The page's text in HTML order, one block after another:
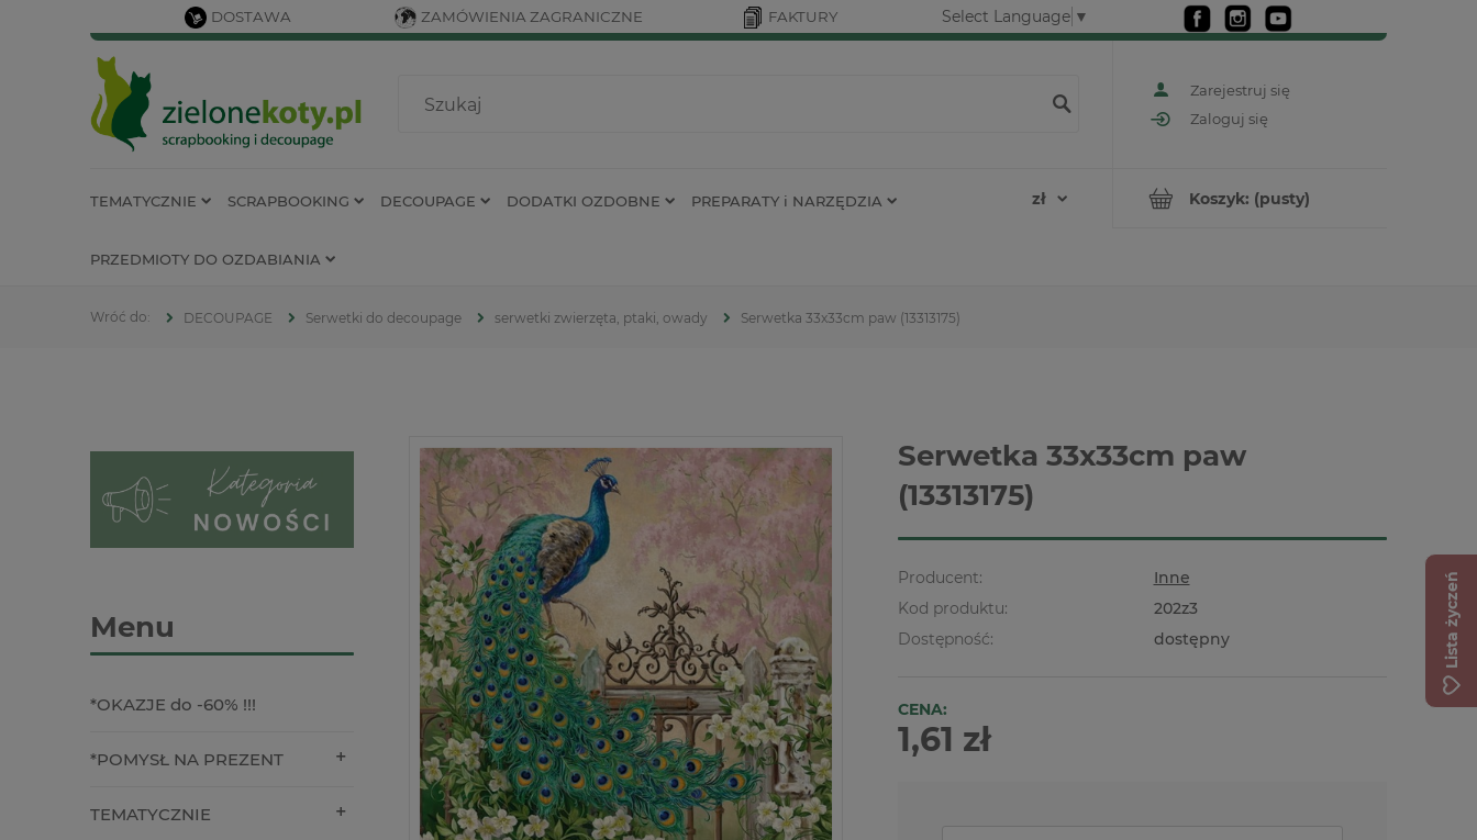
DOSTAWA ZAMÓWIENIA ZAGRANICZNE FAKTURY Select Language ▼
Zarejestruj się
Zaloguj się
Koszyk: (pusty)
TEMATYCZNIE SCRAPBOOKING DECOUPAGE DODATKI OZDOBNE PREPARATY i NARZĘDZIA
PRZEDMIOTY DO OZDABIANIA
DECOUPAGE Serwetki do decoupage serwetki zwierzęta, ptaki, owady Serwetka 33x33cm paw (13313175)
Menu
*OKAZJE do -60% !!!
*POMYSŁ NA PREZENT
TEMATYCZNIE
Serwetka 33x33cm paw
(13313175)
Producent:
Inne
Kod produktu:
202z3
Dostępność:
dostępny
CENA:
1,61 zł
Lista życzeń